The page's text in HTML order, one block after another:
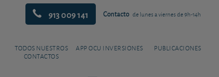
913 009 141 Contacto de lunes a viernes de 9h-14h
TODOS NUESTROS
CONTACTOS
APP OCU INVERSIONES PUBLICACIONES